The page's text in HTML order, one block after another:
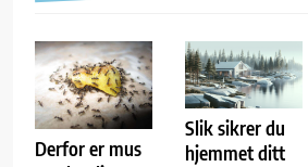
Derfor er mus
Slik sikrer du
hjemmet ditt